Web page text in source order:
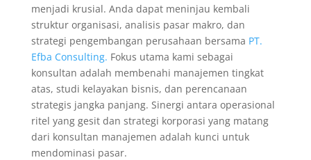
menjadi krusial. Anda dapat meninjau kembali
struktur organisasi, analisis pasar makro, dan
strategi pengembangan perusahaan bersama PT.
Efba Consulting. Fokus utama kami sebagai
konsultan adalah membenahi manajemen tingkat
atas, studi kelayakan bisnis, dan perencanaan
strategis jangka panjang. Sinergi antara operasional
ritel yang gesit dan strategi korporasi yang matang
dari konsultan manajemen adalah kunci untuk
mendominasi pasar.